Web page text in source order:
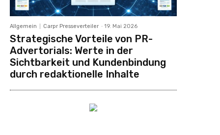
Allgemein Carpr Presseverteiler - 19. Mai 2026
Strategische Vorteile von PR-
Advertorials: Werte in der
Sichtbarkeit und Kundenbindung
durch redaktionelle Inhalte